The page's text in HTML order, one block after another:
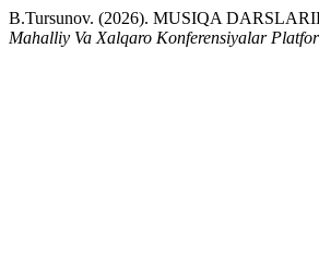
B.Tursunov. (2026). MUSIQA
Mahalliy Va Xalqaro Konferensiyalar